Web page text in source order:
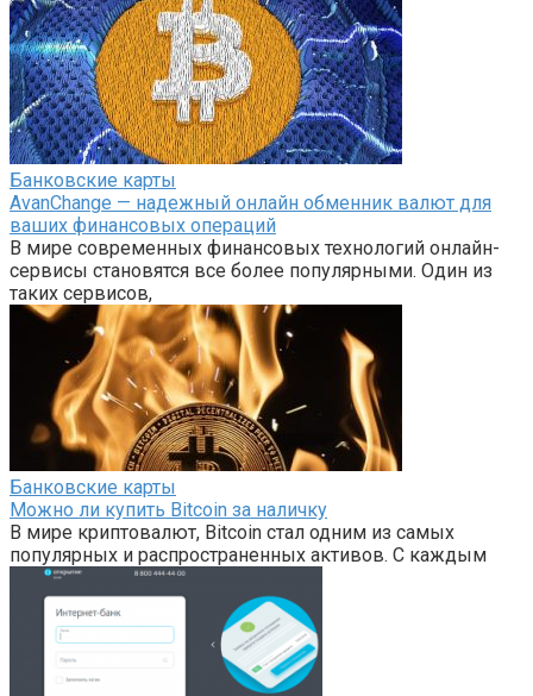
Банковские карты
AvanChange — надежный онлайн обменник валют для
ваших финансовых операций
В мире современных финансовых технологий онлайн-
сервисы становятся все более популярными. Один из
таких сервисов,
Банковские карты
Можно ли купить Bitcoin за наличку
В мире криптовалют, Bitcoin стал одним из самых
популярных и распространенных активов. С каждым